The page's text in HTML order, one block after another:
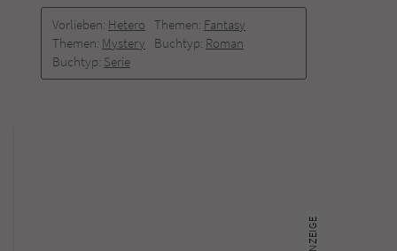
Vorlieben: Hetero Themen: Fantasy
Themen: Mystery Buchtyp: Roman
Buchtyp: Serie